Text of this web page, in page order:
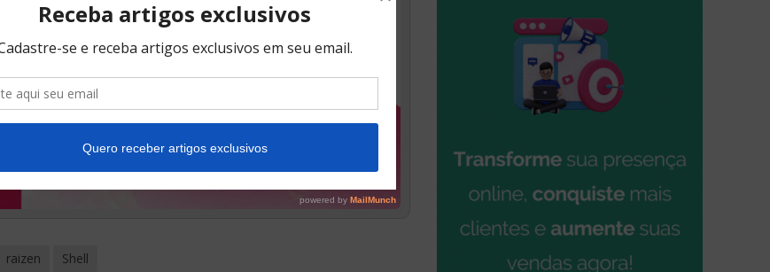
raizen Shell